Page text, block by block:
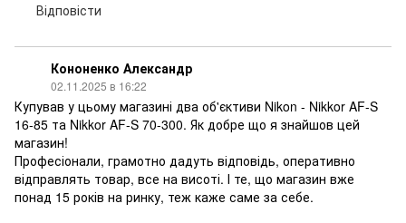
Відповісти
Кононенко Александр
02.11.2025 в 16:22
Купував у цьому магазині два об'єктиви Nikon - Nikkor AF-S
16-85 та Nikkor AF-S 70-300. Як добре що я знайшов цей
магазин!
Професіонали, грамотно дадуть відповідь, оперативно
відправлять товар, все на висоті. І те, що магазин вже
понад 15 років на ринку, теж каже саме за себе.